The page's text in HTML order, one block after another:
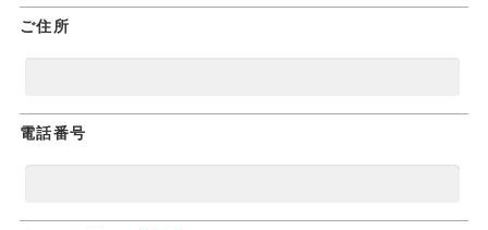
ご住所
電話番号